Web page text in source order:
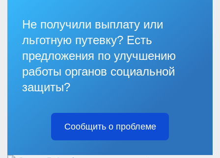
Не получили выплату или
льготную путевку? Есть
предложения по улучшению
работы органов социальной
защиты?
Сообщить о проблеме